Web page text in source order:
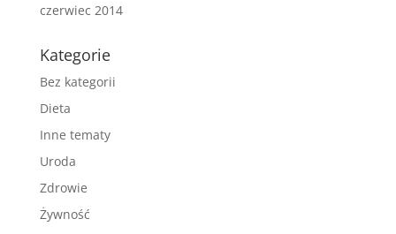
czerwiec 2014
Kategorie
Bez kategorii
Dieta
Inne tematy
Uroda
Zdrowie
Żywność